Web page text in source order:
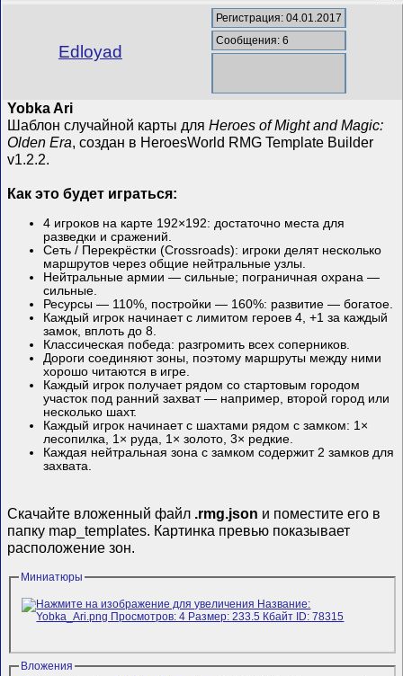
Edloyad
Регистрация: 04.01.2017
Сообщения: 6
Yobka Ari
Шаблон случайной карты дляHeroes of Might and Magic:
Olden Era, создан в HeroesWorld RMG Template Builder
v1.2.2.
Как это будет играться:
4 игроков на карте 192×192: достаточно места для
разведки и сражений.
Сеть / Перекрёстки (Crossroads): игроки делят несколько
маршрутов через общие нейтральные узлы.
Нейтральные армии — сильные; пограничная охрана —
сильные.
Ресурсы — 110%, постройки — 160%: развитие — богатое.
Каждый игрок начинает с лимитом героев 4, +1 за каждый
замок, вплоть до 8.
Классическая победа: разгромить всех соперников.
Дороги соединяют зоны, поэтому маршруты между ними
хорошо читаются в игре.
Каждый игрок получает рядом со стартовым городом
участок под ранний захват — например, второй город или
несколько шахт.
Каждый игрок начинает с шахтами рядом с замком: 1×
лесопилка, 1× руда, 1× золото, 3× редкие.
Каждая нейтральная зона с замком содержит 2 замков для
захвата.
Скачайте вложенный файл .rmg.json и поместите его в
папку map_templates. Картинка превью показывает
расположение зон.
Миниатюры
Вложения